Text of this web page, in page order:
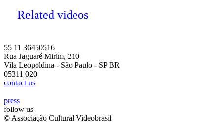
Related videos
55 11 36450516
Rua Jaguaré Mirim, 210
Vila Leopoldina - São Paulo - SP BR
05311 020
contact us
press
follow us
© Associação Cultural Videobrasil